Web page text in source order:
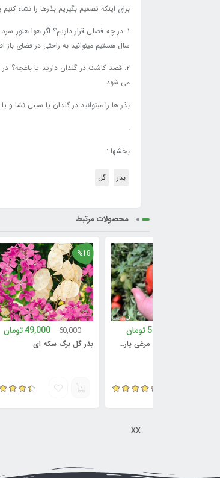
برای اینکه تصمیم بگیریم بذرها را نشاء
۱. در چه فصلی قرار داریم؟ اگر هوا هنوز
سال هستیم میتوانید به راحتی در فضای باز
۲. قصد کاشت در گلدان دارید یا باغچه؟
می شود.
بذر ها را میتوانید در گلدان یا سینی نشا
.
بخشها :
بذر گل
محصولات مرتبط
تومان
بذر گوجه فرنگی تخم مرغی پارس F1
60,000
49,000تومان
بذر گل برگ سکه ای
xx